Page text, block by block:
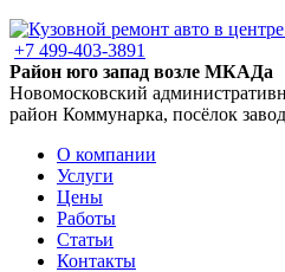
+7 499-403-3891
Район юго запад возле МКАДа
Новомосковский
район Коммунарка, посёлок
О компании
Услуги
Цены
Работы
Статьи
Контакты